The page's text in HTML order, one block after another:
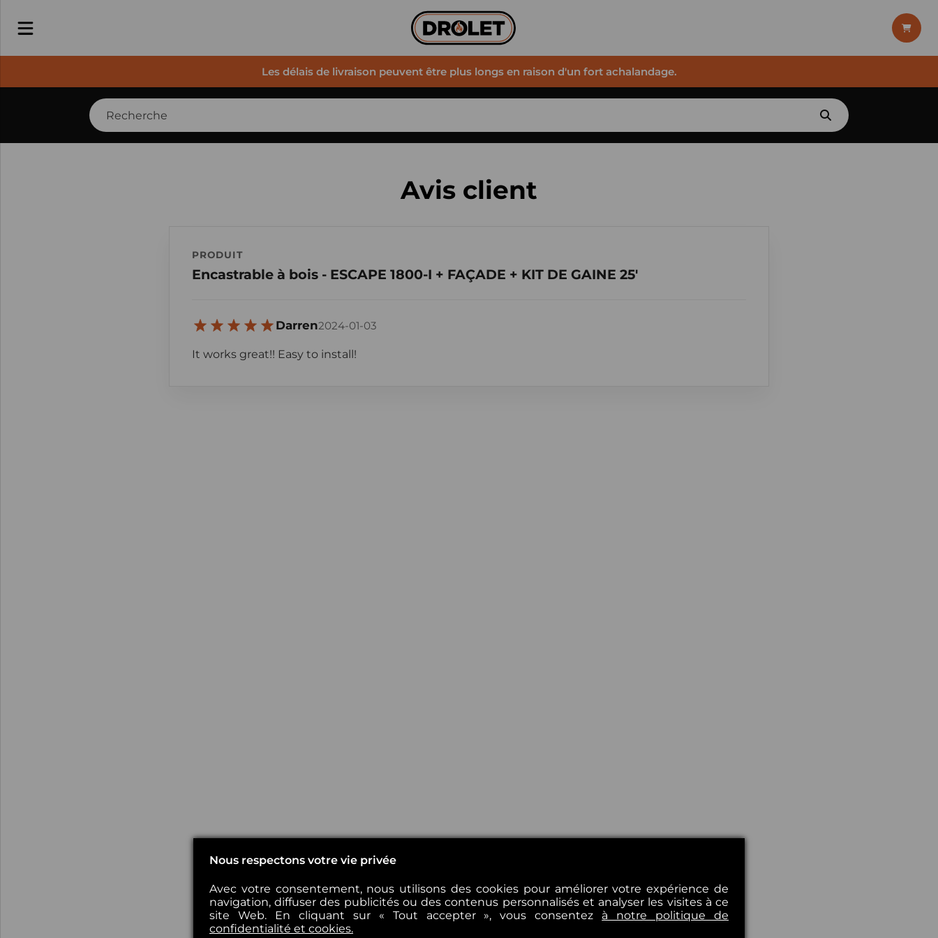
Les délais de livraison peuvent être plus longs en raison d'un fort achalandage.
Avis client
PRODUIT
Encastrable à bois - ESCAPE 1800-I + FAÇADE + KIT DE GAINE 25'
Darren2024-01-03
It works great!! Easy to install!
Nous respectons votre vie privée
Avec votre consentement, nous utilisons des cookies pour améliorer votre expérience de
navigation, diffuser des publicités ou des contenus personnalisés et analyser les visites à ce
site Web. En cliquant sur « Tout accepter », vous consentez à notre politique de
confidentialité et cookies.